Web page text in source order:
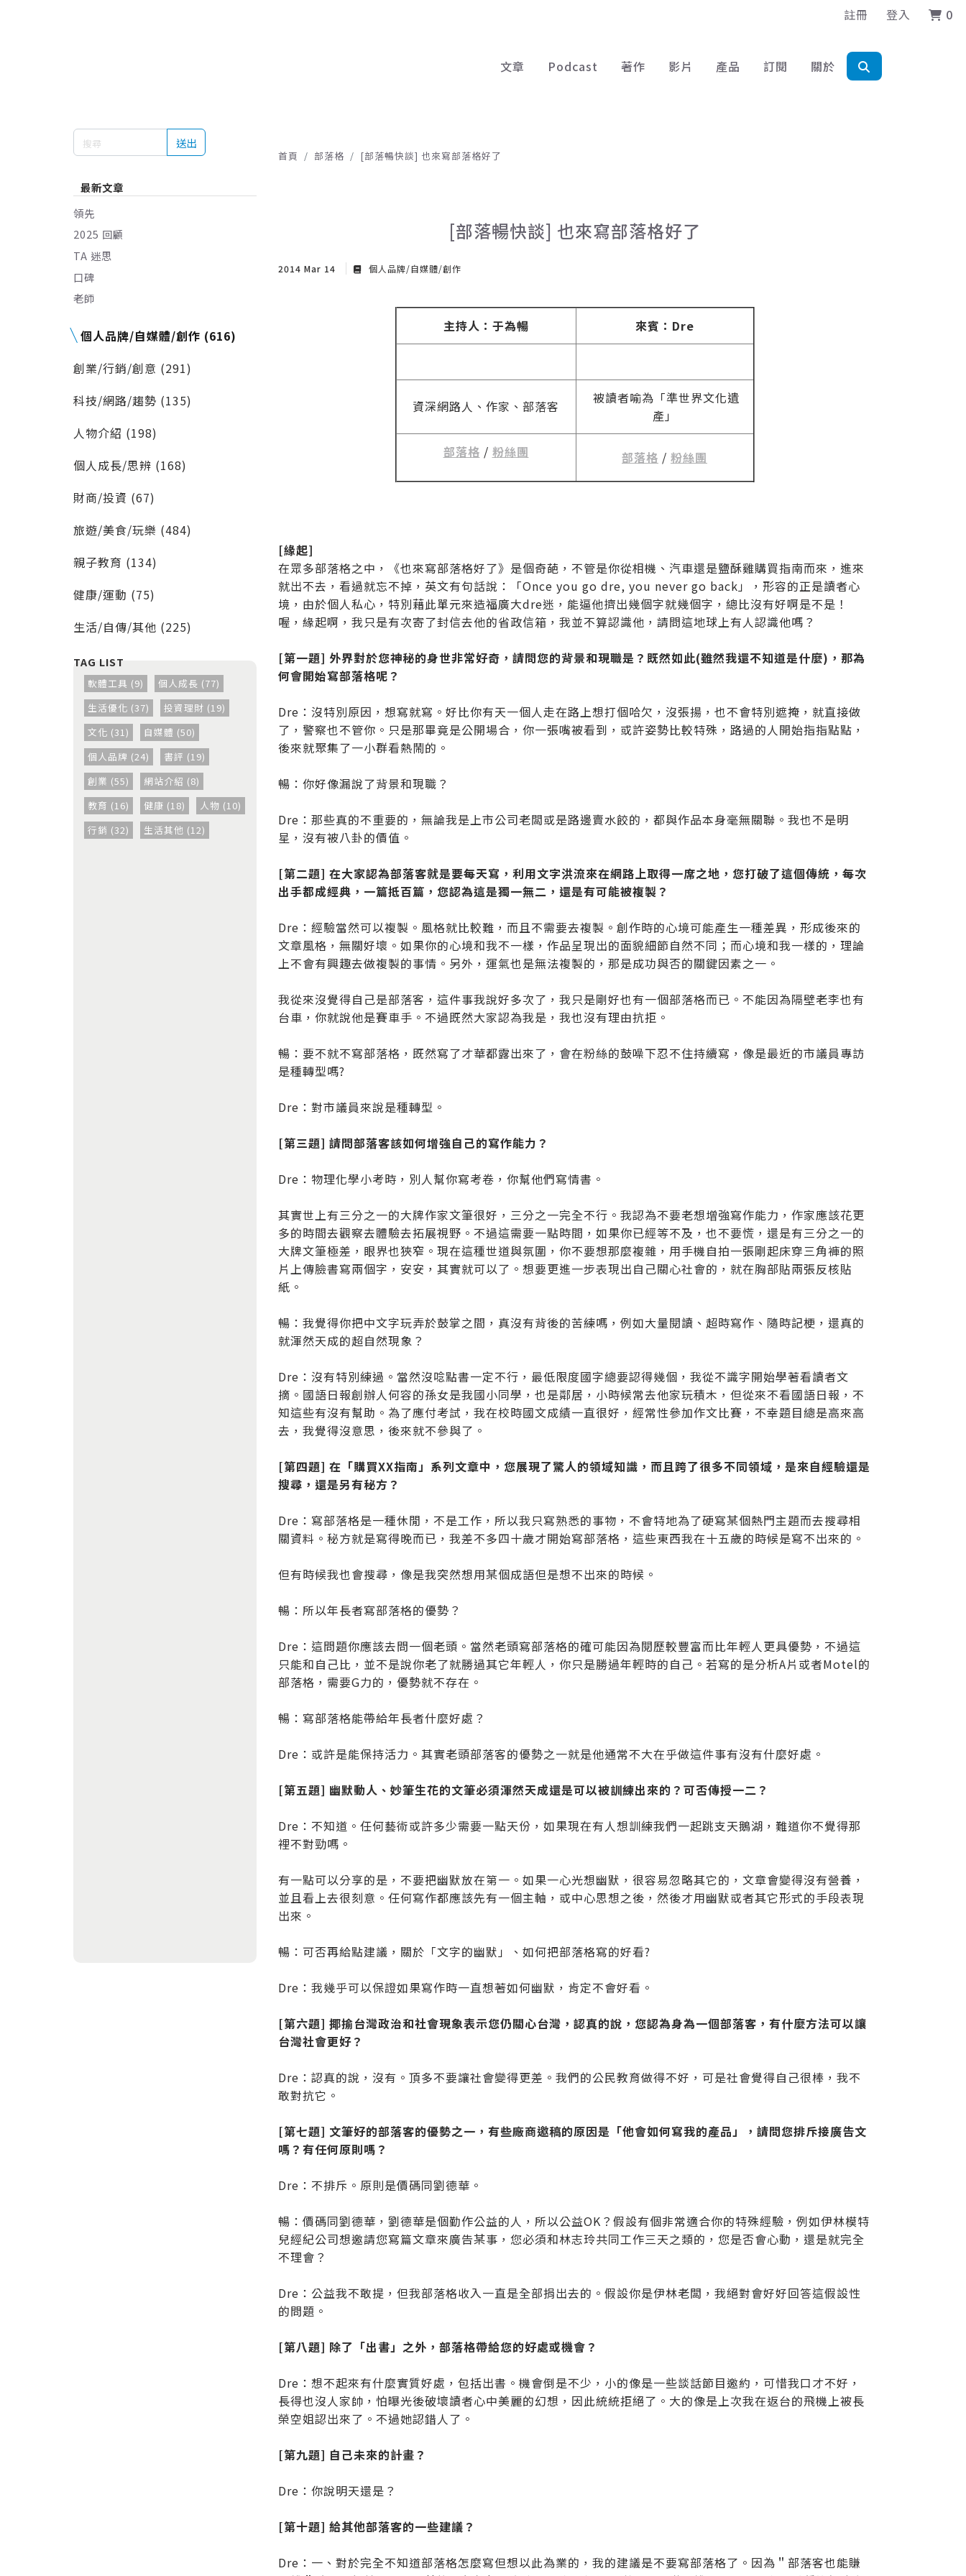
註冊 登入 0
文章 Podcast 著作 影片 產品 訂閱 關於
送出
最新文章
領先
2025 回顧
TA 迷思
口碑
老師
個人品牌/自媒體/創作 (616)
創業/行銷/創意 (291)
科技/網路/趨勢 (135)
人物介紹 (198)
個人成長/思辨 (168)
財商/投資 (67)
旅遊/美食/玩樂 (484)
親子教育 (134)
健康/運動 (75)
生活/自傳/其他 (225)
軟體工具 (9)
個人成長 (77)
生活優化 (37)
投資理財 (19)
文化 (31)
自媒體 (50)
個人品牌 (24)
書評 (19)
創業 (55)
網站介紹 (8)
教育 (16)
健康 (18)
人物 (10)
行銷 (32)
生活其他 (12)
首頁 部落格 [部落暢快談] 也來寫部落格好了
[部落暢快談] 也來寫部落格好了
2014 Mar 14 個人品牌/自媒體/創作
主持人：于為暢 來賓：Dre
資深網路人、作家、部落客
被讀者喻為「準世界文化遺
產」
部落格 / 粉絲團 部落格 / 粉絲團
[緣起]
在眾多部落格之中，《也來寫部落格好了》是個奇葩，不管是你從相機、汽車還是鹽酥雞購買指南而來，進來
就出不去，看過就忘不掉，英文有句話說：「Once you go dre, you never go back」，形容的正是讀者心
境，由於個人私心，特別藉此單元來造福廣大dre迷，能逼他擠出幾個字就幾個字，總比沒有好啊是不是！
喔，緣起啊，我只是有次寄了封信去他的省政信箱，我並不算認識他，請問這地球上有人認識他嗎？
[第一題] 外界對於您神秘的身世非常好奇，請問您的背景和現職是？既然如此(雖然我還不知道是什麼)，那為
何會開始寫部落格呢？
Dre：沒特別原因，想寫就寫。好比你有天一個人走在路上想打個哈欠，沒張揚，也不會特別遮掩，就直接做
了，警察也不管你。只是那畢竟是公開場合，你一張嘴被看到，或許姿勢比較特殊，路過的人開始指指點點，
後來就聚集了一小群看熱鬧的。
暢：你好像漏說了背景和現職？
Dre：那些真的不重要的，無論我是上市公司老闆或是路邊賣水餃的，都與作品本身毫無關聯。我也不是明
星，沒有被八卦的價值。
[第二題] 在大家認為部落客就是要每天寫，利用文字洪流來在網路上取得一席之地，您打破了這個傳統，每次
出手都成經典，一篇抵百篇，您認為這是獨一無二，還是有可能被複製？
Dre：經驗當然可以複製。風格就比較難，而且不需要去複製。創作時的心境可能產生一種差異，形成後來的
文章風格，無關好壞。如果你的心境和我不一樣，作品呈現出的面貌細節自然不同；而心境和我一樣的，理論
上不會有興趣去做複製的事情。另外，運氣也是無法複製的，那是成功與否的關鍵因素之一。
我從來沒覺得自己是部落客，這件事我說好多次了，我只是剛好也有一個部落格而已。不能因為隔壁老李也有
台車，你就說他是賽車手。不過既然大家認為我是，我也沒有理由抗拒。
暢：要不就不寫部落格，既然寫了才華都露出來了，會在粉絲的鼓噪下忍不住持續寫，像是最近的市議員專訪
是種轉型嗎?
Dre：對市議員來說是種轉型。
[第三題] 請問部落客該如何增強自己的寫作能力？
Dre：物理化學小考時，別人幫你寫考卷，你幫他們寫情書。
其實世上有三分之一的大牌作家文筆很好，三分之一完全不行。我認為不要老想增強寫作能力，作家應該花更
多的時間去觀察去體驗去拓展視野。不過這需要一點時間，如果你已經等不及，也不要慌，還是有三分之一的
大牌文筆極差，眼界也狹窄。現在這種世道與氛圍，你不要想那麼複雜，用手機自拍一張剛起床穿三角褲的照
片上傳臉書寫兩個字，安安，其實就可以了。想要更進一步表現出自己關心社會的，就在胸部貼兩張反核貼
紙。
暢：我覺得你把中文字玩弄於鼓掌之間，真沒有背後的苦練嗎，例如大量閱讀、超時寫作、隨時記梗，還真的
就渾然天成的超自然現象？
Dre：沒有特別練過。當然沒唸點書一定不行，最低限度國字總要認得幾個，我從不識字開始學著看讀者文
摘。國語日報創辦人何容的孫女是我國小同學，也是鄰居，小時候常去他家玩積木，但從來不看國語日報，不
知這些有沒有幫助。為了應付考試，我在校時國文成績一直很好，經常性參加作文比賽，不幸題目總是高來高
去，我覺得沒意思，後來就不參與了。
[第四題] 在「購買XX指南」系列文章中，您展現了驚人的領域知識，而且跨了很多不同領域，是來自經驗還是
搜尋，還是另有秘方？
Dre：寫部落格是一種休閒，不是工作，所以我只寫熟悉的事物，不會特地為了硬寫某個熱門主題而去搜尋相
關資料。秘方就是寫得晚而已，我差不多四十歲才開始寫部落格，這些東西我在十五歲的時候是寫不出來的。
但有時候我也會搜尋，像是我突然想用某個成語但是想不出來的時候。
暢：所以年長者寫部落格的優勢？
Dre：這問題你應該去問一個老頭。當然老頭寫部落格的確可能因為閱歷較豐富而比年輕人更具優勢，不過這
只能和自己比，並不是說你老了就勝過其它年輕人，你只是勝過年輕時的自己。若寫的是分析A片或者Motel的
部落格，需要G力的，優勢就不存在。
暢：寫部落格能帶給年長者什麼好處？
Dre：或許是能保持活力。其實老頭部落客的優勢之一就是他通常不大在乎做這件事有沒有什麼好處。
[第五題] 幽默動人、妙筆生花的文筆必須渾然天成還是可以被訓練出來的？可否傳授一二？
Dre：不知道。任何藝術或許多少需要一點天份，如果現在有人想訓練我們一起跳支天鵝湖，難道你不覺得那
裡不對勁嗎。
有一點可以分享的是，不要把幽默放在第一。如果一心光想幽默，很容易忽略其它的，文章會變得沒有營養，
並且看上去很刻意。任何寫作都應該先有一個主軸，或中心思想之後，然後才用幽默或者其它形式的手段表現
出來。
暢：可否再給點建議，關於「文字的幽默」、如何把部落格寫的好看?
Dre：我幾乎可以保證如果寫作時一直想著如何幽默，肯定不會好看。
[第六題] 揶揄台灣政治和社會現象表示您仍關心台灣，認真的說，您認為身為一個部落客，有什麼方法可以讓
台灣社會更好？
Dre：認真的說，沒有。頂多不要讓社會變得更差。我們的公民教育做得不好，可是社會覺得自己很棒，我不
敢對抗它。
[第七題] 文筆好的部落客的優勢之一，有些廠商邀稿的原因是「他會如何寫我的產品」，請問您排斥接廣告文
嗎？有任何原則嗎？
Dre：不排斥。原則是價碼同劉德華。
暢：價碼同劉德華，劉德華是個勤作公益的人，所以公益OK？假設有個非常適合你的特殊經驗，例如伊林模特
兒經紀公司想邀請您寫篇文章來廣告某事，您必須和林志玲共同工作三天之類的，您是否會心動，還是就完全
不理會？
Dre：公益我不敢提，但我部落格收入一直是全部捐出去的。假設你是伊林老闆，我絕對會好好回答這假設性
的問題。
[第八題] 除了「出書」之外，部落格帶給您的好處或機會？
Dre：想不起來有什麼實質好處，包括出書。機會倒是不少，小的像是一些談話節目邀約，可惜我口才不好，
長得也沒人家帥，怕曝光後破壞讀者心中美麗的幻想，因此統統拒絕了。大的像是上次我在返台的飛機上被長
榮空姐認出來了。不過她認錯人了。
[第九題] 自己未來的計畫？
Dre：你說明天還是？
[第十題] 給其他部落客的一些建議？
Dre：一、對於完全不知道部落格怎麼寫但想以此為業的，我的建議是不要寫部落格了。因為＂部落客也能賺